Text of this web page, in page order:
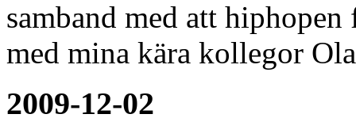
samband med att
med mina kära kollegor
2009-12-02